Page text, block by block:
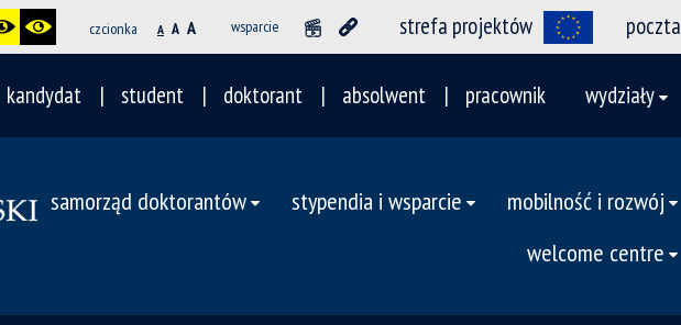
czcionka A A A wsparcie strefa projektów poczta
kandydat student doktorant absolwent pracownik wydziały
samorząd doktorantów stypendia i wsparcie
mobilność i rozwój
welcome centre